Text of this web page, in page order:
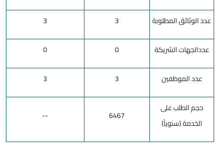
عدد الوثائق المطلوبة 3
3
عددالجهات الشريكة 0
0
عدد الموظفين 3
3
حجم الطلب على
الخدمة (سنوياً)
6467
--